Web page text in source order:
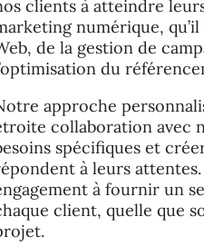
clients à atteindre
numérique, qu’il
de la gestion de
du
approche
collaboration avec
spécifiques et
à leurs
à fournir un
client, quelle que